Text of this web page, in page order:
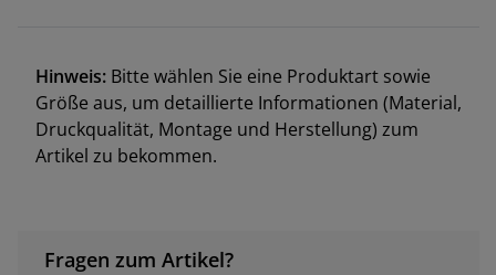
Hinweis: Bitte wählen Sie eine Produktart sowie
Größe aus, um detaillierte Informationen (Material,
Druckqualität, Montage und Herstellung) zum
Artikel zu bekommen.
Fragen zum Artikel?